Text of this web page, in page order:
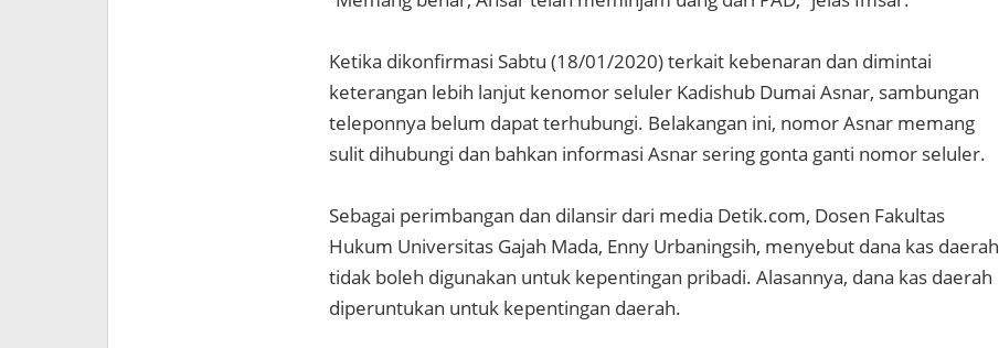
Ketika dikonfirmasi Sabtu (18/01/2020) terkait kebenaran dan dimintai
keterangan lebih lanjut kenomor seluler Kadishub Dumai Asnar, sambungan
teleponnya belum dapat terhubungi. Belakangan ini, nomor Asnar memang
sulit dihubungi dan bahkan informasi Asnar sering gonta ganti nomor seluler.
Sebagai perimbangan dan dilansir dari media Detik.com, Dosen Fakultas
Hukum Universitas Gajah Mada, Enny Urbaningsih, menyebut dana kas daerah
tidak boleh digunakan untuk kepentingan pribadi. Alasannya, dana kas daerah
diperuntukan untuk kepentingan daerah.